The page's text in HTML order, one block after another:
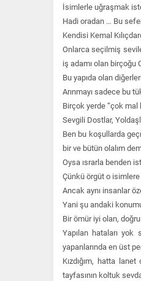
İsimlerle uğraşmak
Hadi oradan … Bu
Kendisi Kemal
Onlarca seçilmiş
iş adamı olan birçoğu
Bu yapıda olan
Arınmayı sadece bu
Birçok yerde “çok mal
Sevgili Dostlar,
Ben bu koşullarda
bir ve bütün olalım
Oysa ısrarla benden
Çünkü örgüt o
Ancak aynı insanlar
Yani şu andaki
Bir ömür iyi olan,
Yapılan hataları
yapanlarında en üst
Kızdığım, hatta
tayfasının koltuk